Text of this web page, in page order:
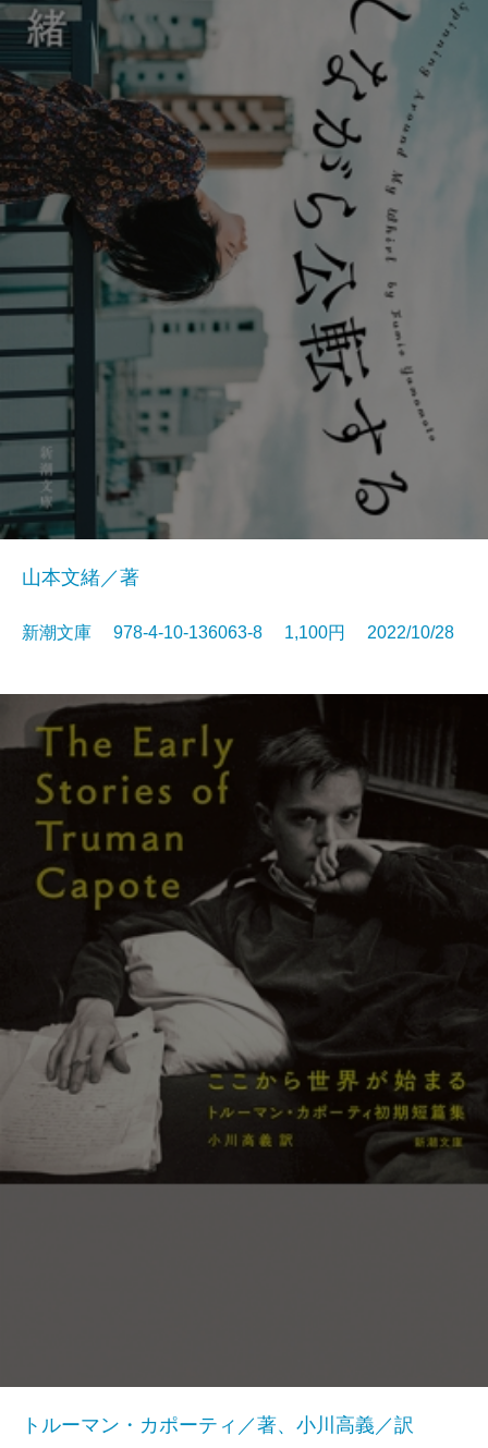
山本文緒／著
新潮文庫 978-4-10-136063-8 1,100円 2022/10/28
トルーマン・カポーティ／著、小川高義／訳